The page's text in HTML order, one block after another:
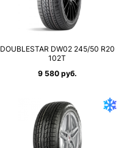
DOUBLESTAR DW02 245/50 R20
102T
9 580 руб.